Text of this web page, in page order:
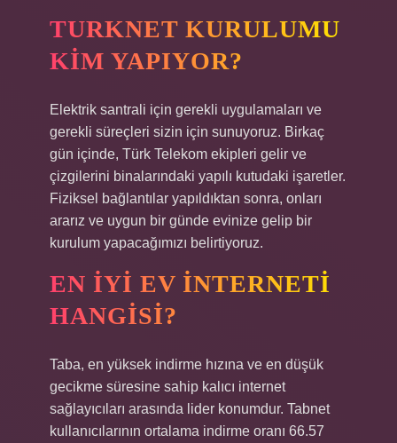
TURKNET KURULUMU
KIM YAPIYOR?
Elektrik santrali için gerekli uygulamaları ve
gerekli süreçleri sizin için sunuyoruz. Birkaç
gün içinde, Türk Telekom ekipleri gelir ve
çizgilerini binalarındaki yapılı kutudaki işaretler.
Fiziksel bağlantılar yapıldıktan sonra, onları
ararız ve uygun bir günde evinize gelip bir
kurulum yapacağımızı belirtiyoruz.
EN IYI EV INTERNETI
HANGISI?
Taba, en yüksek indirme hızına ve en düşük
gecikme süresine sahip kalıcı internet
sağlayıcıları arasında lider konumdur. Tabnet
kullanıcılarının ortalama indirme oranı 66.57